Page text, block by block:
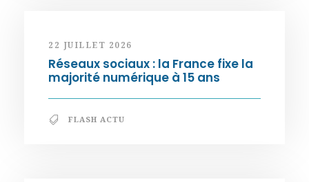
22 JUILLET 2026
Réseaux sociaux : la France fixe la
majorité numérique à 15 ans
FLASH ACTU